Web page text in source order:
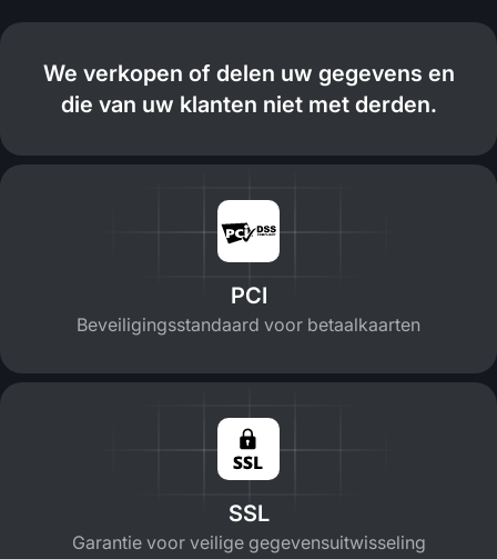
We verkopen of delen uw gegevens en
die van uw klanten niet met derden.
PCI
Beveiligingsstandaard voor betaalkaarten
SSL
Garantie voor veilige gegevensuitwisseling